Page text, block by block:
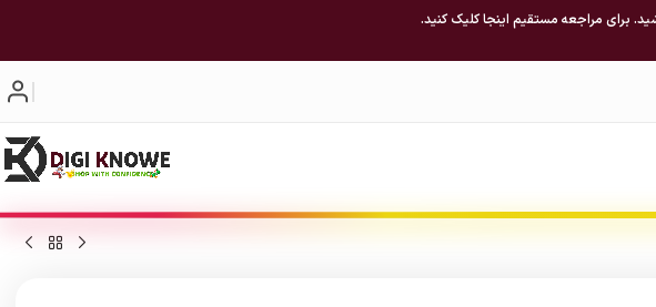
برای مراجعه مستقیم اینجا کلیک کنید.